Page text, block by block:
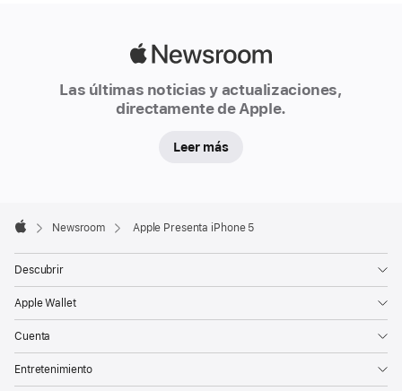
Las últimas noticias y actualizaciones,
directamente de Apple.
Leer más
Footer

Newsroom Apple Presenta iPhone 5
Descubrir
Apple Wallet
Cuenta
Entretenimiento